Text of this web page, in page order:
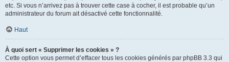
etc. Si vous n’arrivez pas à trouver cette case à cocher, il est probable qu’un
administrateur du forum ait désactivé cette fonctionnalité.
Haut
À quoi sert « Supprimer les cookies » ?
Cette option vous permet d’effacer tous les cookies générés par phpBB 3.3 qui